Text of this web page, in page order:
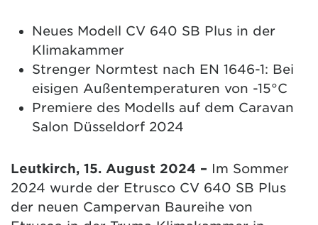
Neues Modell CV 640 SB Plus in der
Klimakammer
Strenger Normtest nach EN 1646-1: Bei
eisigen Außentemperaturen von -15°C
Premiere des Modells auf dem Caravan
Salon Düsseldorf 2024
Leutkirch, 15. August 2024 – Im Sommer
2024 wurde der Etrusco CV 640 SB Plus
der neuen Campervan Baureihe von